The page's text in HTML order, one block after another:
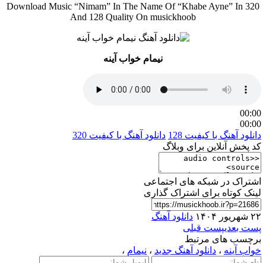
Download Music “Nimam” In The Name Of “Khabe Ayne” In 320
And 128 Quality On musickhoob
نیمام خواب آینه
00:00
00:00
دانلود آهنگ با کیفیت 128
دانلود آهنگ با کیفیت 320
کد پخش آنلاین برای وبلاگ
اشتراک در شبکه های اجتماعی
لینک کوتاه برای اشتراک گذاری
۲۲ شهریور ۱۴۰۴
دانلود آهنگ
پست بعدیپست قبلی
برچسب های مرتبط
خواب آینه ، دانلود آهنگ جدید ، نیمام ،